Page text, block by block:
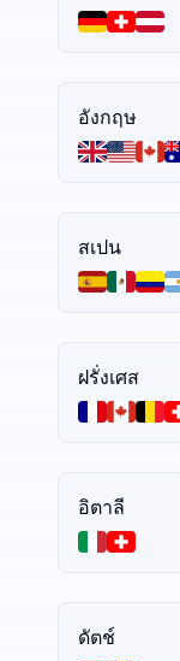
อังกฤษ
สเปน
ฝรั่งเศส
อิตาลี
ดัตช์